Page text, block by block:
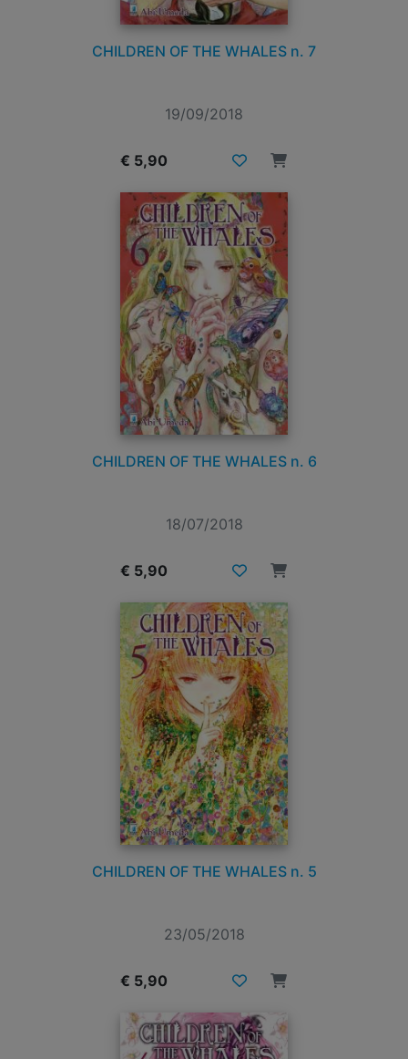
CHILDREN OF THE WHALES n. 7
19/09/2018
€ 5,90
CHILDREN OF THE WHALES n. 6
18/07/2018
€ 5,90
CHILDREN OF THE WHALES n. 5
23/05/2018
€ 5,90